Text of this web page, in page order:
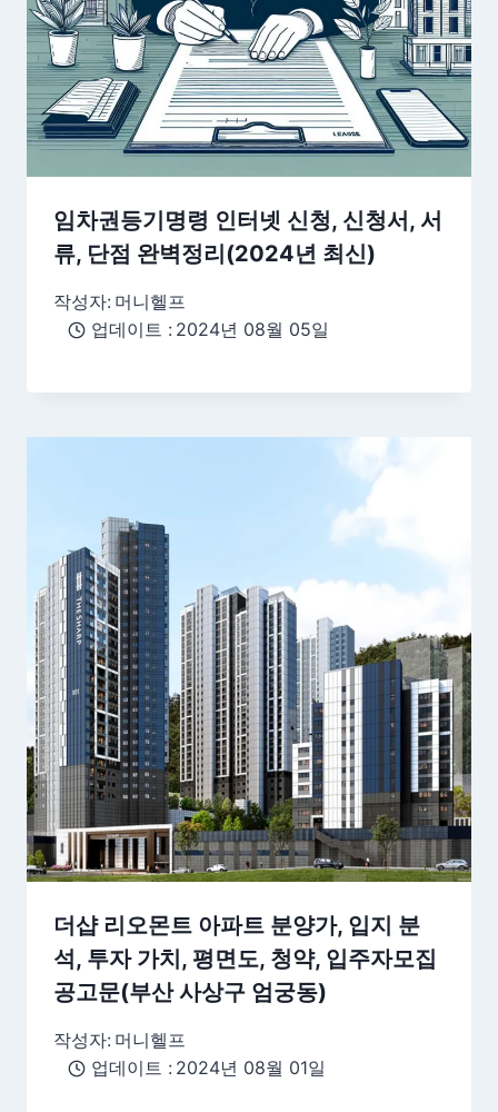
임차권등기명령 인터넷 신청, 신청서, 서
류, 단점 완벽정리(2024년 최신)
작성자: 머니헬프
업데이트 : 2024년 08월 05일
더샵 리오몬트 아파트 분양가, 입지 분
석, 투자 가치, 평면도, 청약, 입주자모집
공고문(부산 사상구 엄궁동)
작성자: 머니헬프
업데이트 : 2024년 08월 01일